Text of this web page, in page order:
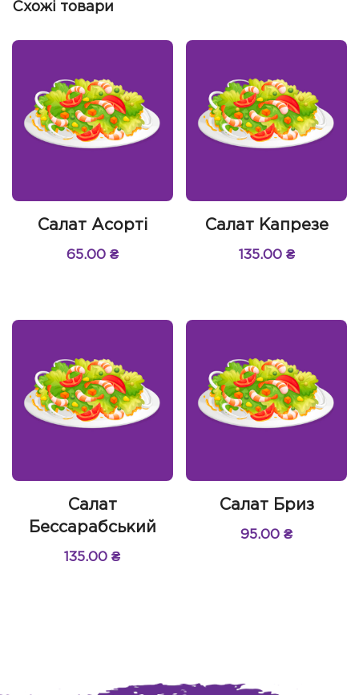
Схожі товари
Салат Асорті
65.00 ₴
Салат Капрезе
135.00 ₴
Салат
Бессарабський
135.00₴
Салат Бриз
95.00₴